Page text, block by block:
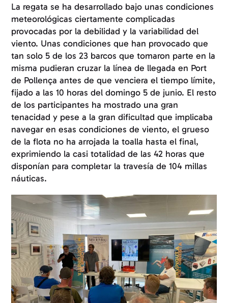
La regata se ha desarrollado bajo unas condiciones
meteorológicas ciertamente complicadas
provocadas por la debilidad y la variabilidad del
viento. Unas condiciones que han provocado que
tan solo 5 de los 23 barcos que tomaron parte en la
misma pudieran cruzar la línea de llegada en Port
de Pollença antes de que venciera el tiempo límite,
fijado a las 10 horas del domingo 5 de junio. El resto
de los participantes ha mostrado una gran
tenacidad y pese a la gran dificultad que implicaba
navegar en esas condiciones de viento, el grueso
de la flota no ha arrojada la toalla hasta el final,
exprimiendo la casi totalidad de las 42 horas que
disponían para completar la travesía de 104 millas
náuticas.